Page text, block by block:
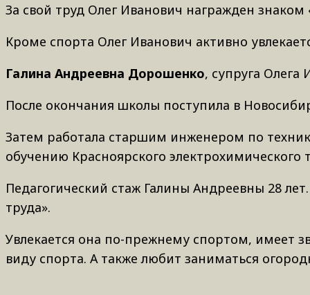
За свой труд Олег Иванович награжден
Кроме спорта Олег Иванович активно
Галина Андреевна Дорошенко, супруга Олега
После окончания школы поступила в
Затем работала старшим инженером по
обучению Красноярского электрохимического
Педагогический стаж Галины Андреевны 28
труда».
Увлекается она по-прежнему спортом, имеет
виду спорта. А также любит заниматься